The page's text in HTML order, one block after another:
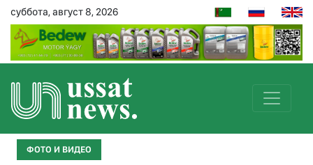
суббота, август 8, 2026
ФОТО И ВИДЕО